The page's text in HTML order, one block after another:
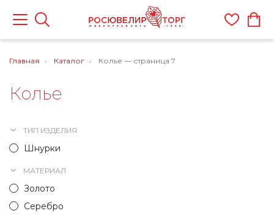
Главная Каталог Колье — страница 7
Колье
ТИП ИЗДЕЛИЯ
Шнурки
МАТЕРИАЛ
Золото
Серебро